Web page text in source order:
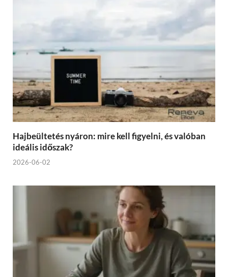
Hajbeültetés nyáron: mire kell figyelni, és valóban
ideális időszak?
2026-06-02